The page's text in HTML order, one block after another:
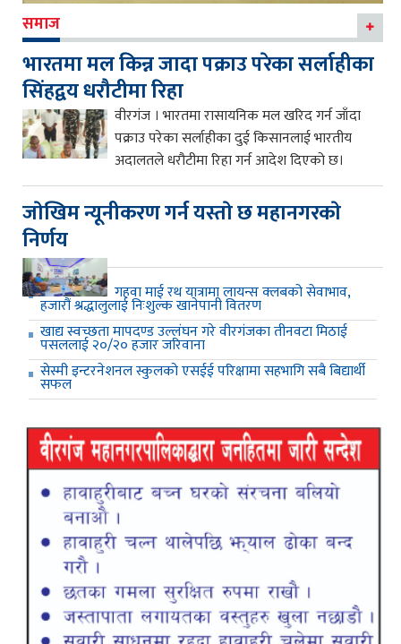
समाज
भारतमा मल किन्न जादा पक्राउ परेका सर्लाहीका
सिंहद्वय धरौटीमा रिहा
वीरगंज । भारतमा रासायनिक मल खरिद गर्न जाँदा
पक्राउ परेका सर्लाहीका दुई किसानलाई भारतीय
अदालतले धरौटीमा रिहा गर्न आदेश दिएको छ।
जाेखिम न्यूनीकरण गर्न यस्ताे छ महानगरकाे
निर्णय
गहवा माई रथ यात्रामा लायन्स क्लबको सेवाभाव,
हजारौं श्रद्धालुलाई निःशुल्क खानेपानी वितरण
खाद्य स्वच्छता मापदण्ड उल्लंघन गरे वीरगंजका तीनवटा मिठाई
पसललाई २०/२० हजार जरिवाना
सेस्मी इन्टरनेशनल स्कुलको एसईई परिक्षामा सहभागि सबै बिद्यार्थी
सफल